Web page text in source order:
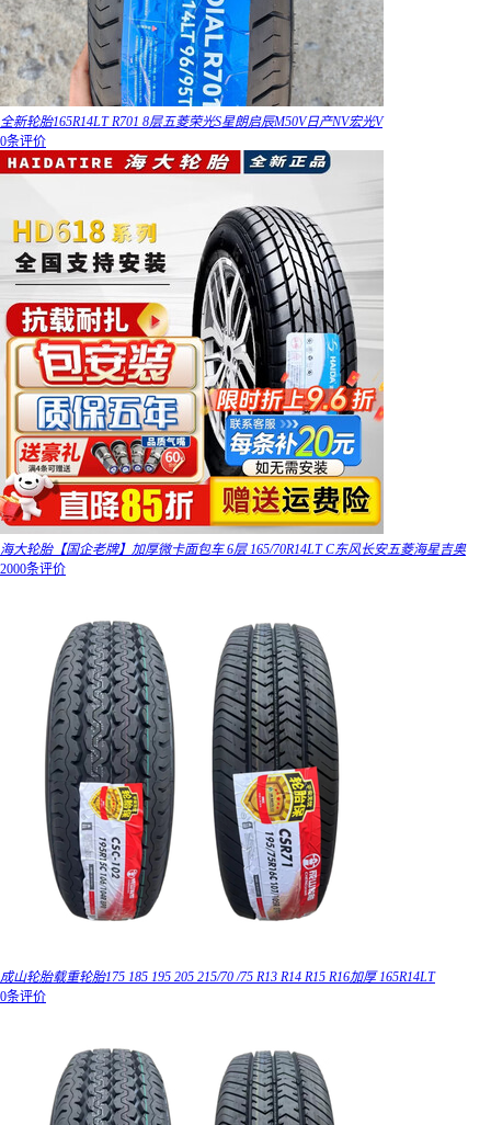
全新轮胎165R14LT R701 8层五菱荣光S星朗启辰M50V日产NV宏光V
0条评价
海大轮胎【国企老牌】加厚微卡面包车 6层 165/70R14LT C东风长安五菱海星吉奥
2000条评价
成山轮胎载重轮胎175 185 195 205 215/70 /75 R13 R14 R15 R16加厚 165R14LT
0条评价